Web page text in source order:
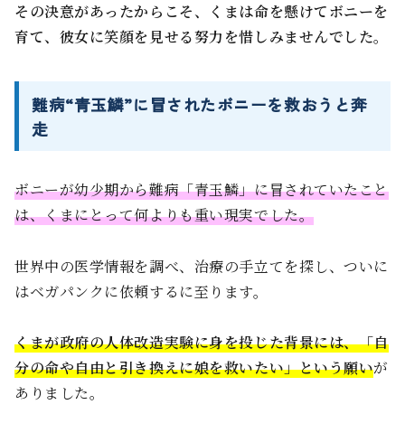
その決意があったからこそ、くまは命を懸けてボニーを
育て、彼女に笑顔を見せる努力を惜しみませんでした。
難病“青玉鱗”に冒されたボニーを救おうと奔
走
ボニーが幼少期から難病「青玉鱗」に冒されていたこと
は、くまにとって何よりも重い現実でした。
世界中の医学情報を調べ、治療の手立てを探し、ついに
はベガパンクに依頼するに至ります。
くまが政府の人体改造実験に身を投じた背景には、「自
分の命や自由と引き換えに娘を救いたい」という願いが
ありました。